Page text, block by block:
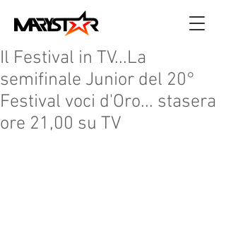
Il Festival in TV...La
semifinale Junior del 20°
Festival voci d'Oro... stasera
ore 21,00 su TV